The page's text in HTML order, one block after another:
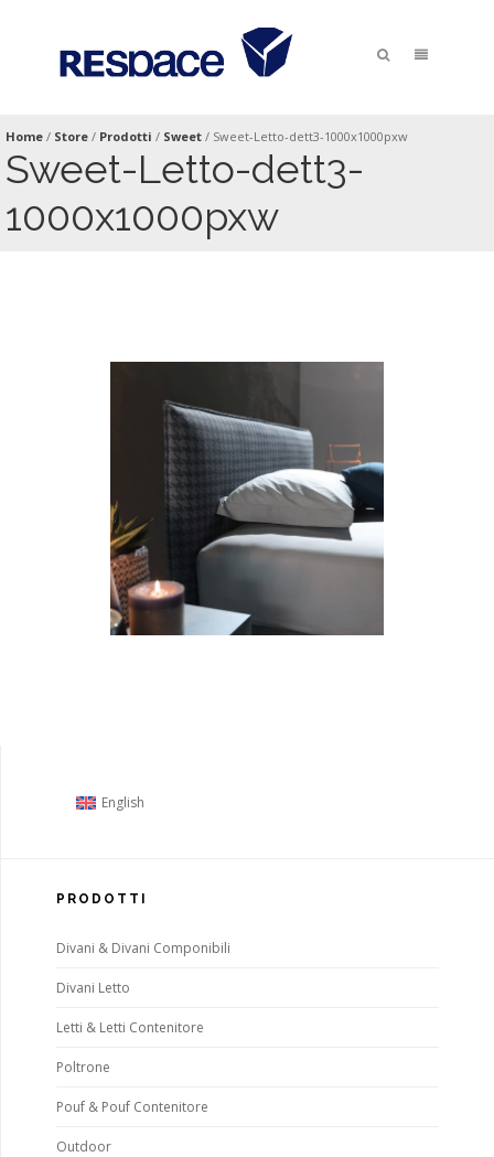
Home / Store / Prodotti / Sweet / Sweet-Letto-dett3-1000x1000pxw
Sweet-Letto-dett3-
1000x1000pxw
English
PRODOTTI
Divani & Divani Componibili
Divani Letto
Letti & Letti Contenitore
Poltrone
Pouf & Pouf Contenitore
Outdoor